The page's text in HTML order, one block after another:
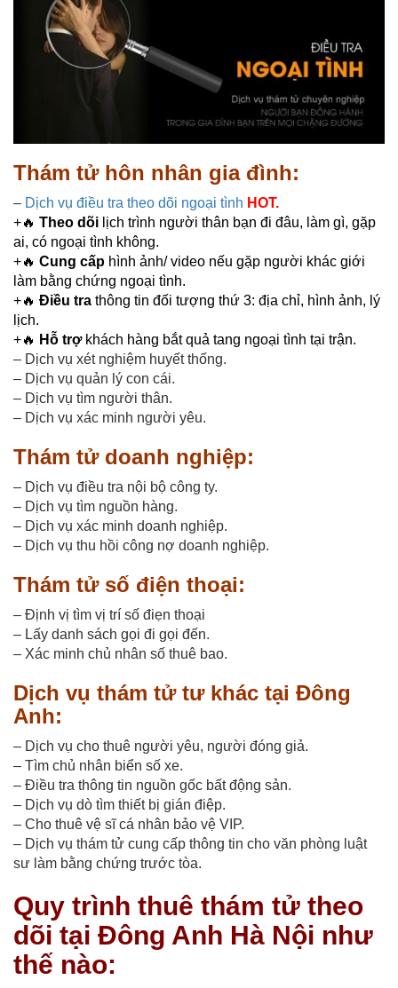
Thám tử hôn nhân gia đình:
– Dịch vụ điều tra theo dõi ngoại tình HOT.
+🔥 Theo dõi lịch trình người thân bạn đi đâu, làm gì, gặp
ai, có ngoại tình không.
+🔥 Cung cấp hình ảnh/ video nếu gặp người khác giới
làm bằng chứng ngoại tình.
+🔥 Điều tra thông tin đối tượng thứ 3: địa chỉ, hình ảnh, lý
lịch.
+🔥 Hỗ trợkhách hàng bắt quả tang ngoại tình tại trận.
– Dịch vụ xét nghiệm huyết thống.
– Dịch vụ quản lý con cái.
– Dịch vụ tìm người thân.
– Dịch vụ xác minh người yêu.
Thám tử doanh nghiệp:
– Dịch vụ điều tra nội bộ công ty.
– Dịch vụ tìm nguồn hàng.
– Dịch vụ xác minh doanh nghiệp.
– Dịch vụ thu hồi công nợ doanh nghiệp.
Thám tử số điện thoại:
– Định vị tìm vị trí số điẹn thoại
– Lấy danh sách gọi đi gọi đến.
– Xác minh chủ nhân số thuê bao.
Dịch vụ thám tử tư khác tại Đông
Anh:
– Dịch vụ cho thuê người yêu, người đóng giả.
– Tìm chủ nhân biển số xe.
– Điều tra thông tin nguồn gốc bất động sản.
– Dịch vụ dò tìm thiết bị gián điệp.
– Cho thuê vệ sĩ cá nhân bảo vệ VIP.
– Dịch vụ thám tử cung cấp thông tin cho văn phòng luật
sư làm bằng chứng trước tòa.
Quy trình thuê thám tử theo
dõi tại Đông Anh Hà Nội như
thế nào: